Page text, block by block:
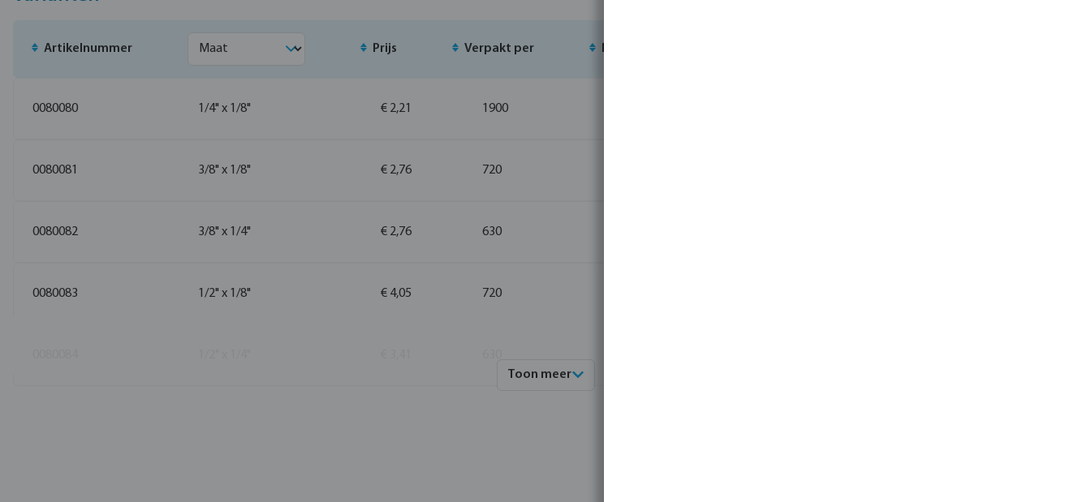
Artikelnummer Prijs Verpakt per
0080080 1/4" x 1/8" € 2,21 1900
0080081 3/8" x 1/8" € 2,76 720
0080082 3/8" x 1/4" € 2,76 630
0080083 1/2" x 1/8" € 4,05 720
Toon meer